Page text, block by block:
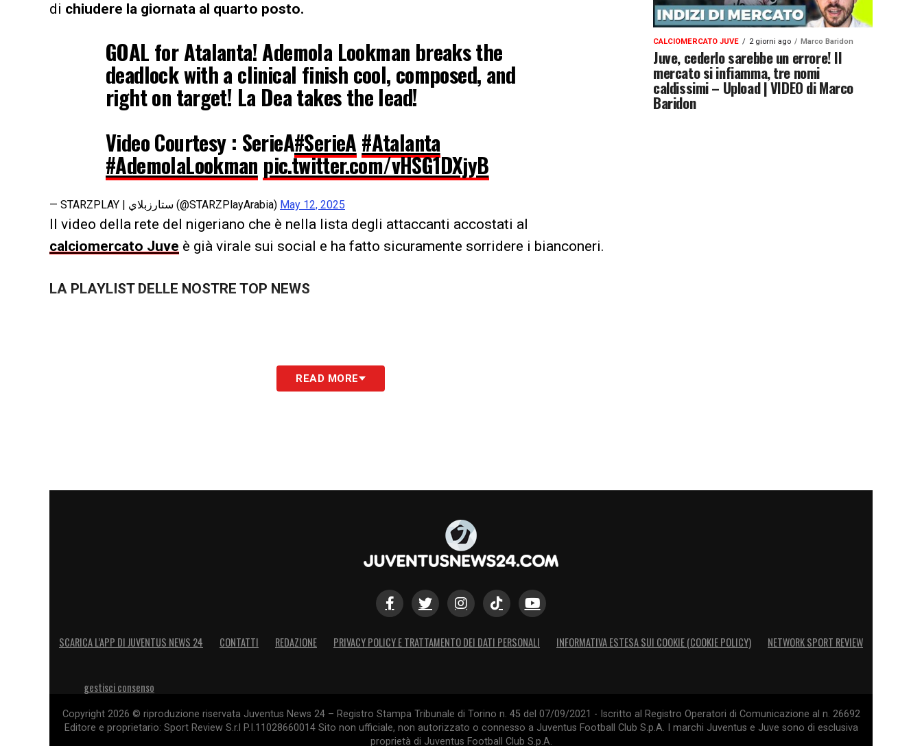
di chiudere la giornata al quarto posto.
GOAL for Atalanta! Ademola Lookman breaks the
deadlock with a clinical finish cool, composed, and
right on target! La Dea takes the lead!
Video Courtesy : SerieA#SerieA #Atalanta
#AdemolaLookman pic.twitter.com/vHSG1DXjyB
— STARZPLAY | ستارزبلاي (@STARZPlayArabia) May 12, 2025
Il video della rete del nigeriano che è nella lista degli attaccanti accostati al
calciomercato Juve è già virale sui social e ha fatto sicuramente sorridere i bianconeri.
LA PLAYLIST DELLE NOSTRE TOP NEWS
READ MORE
CALCIOMERCATO JUVE 2 giorni ago Marco Baridon
Juve, cederlo sarebbe un errore! Il
mercato si infiamma, tre nomi
caldissimi – Upload | VIDEO di Marco
Baridon
SCARICA L’APP DI JUVENTUS NEWS 24 CONTATTI REDAZIONE PRIVACY POLICY E TRATTAMENTO DEI DATI PERSONALI INFORMATIVA ESTESA SUI COOKIE (COOKIE POLICY) NETWORK SPORT REVIEW
gestisci consenso
Copyright 2026 © riproduzione riservata Juventus News 24 – Registro Stampa Tribunale di Torino n. 45 del 07/09/2021 - Iscritto al Registro Operatori di Comunicazione al n. 26692
Editore e proprietario: Sport Review S.r.l P.I.11028660014 Sito non ufficiale, non autorizzato o connesso a Juventus Football Club S.p.A. I marchi Juventus e Juve sono di esclusiva
proprietà di Juventus Football Club S.p.A.